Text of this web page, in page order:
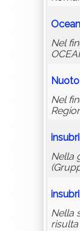
Nel
Nel
Nella
Nella